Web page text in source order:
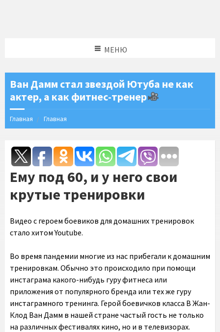
МЕНЮ
Ван Дамм стал звездой Ютуба не как
актер, а как фитнес-тренер
Главная Главная
Ему под 60, и у него свои
крутые тренировки
Видео с героем боевиков для домашних тренировок
стало хитом Youtube.
Во время пандемии многие из нас прибегали к домашним
тренировкам. Обычно это происходило при помощи
инстаграма какого-нибудь гуру фитнеса или
приложения от популярного бренда или тех же гуру
инстаграмного тренинга. Герой боевичков класса В Жан-
Клод Ван Дамм в нашей стране частый гость не только
на различных фестивалях кино, но и в телевизорах.